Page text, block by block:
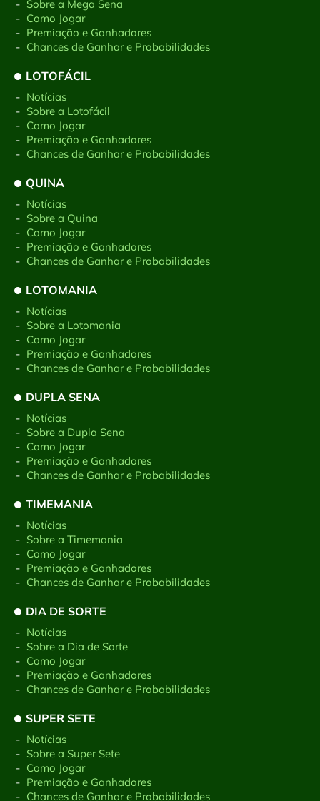
- Sobre a Mega Sena
- Como Jogar
- Premiação e Ganhadores
- Chances de Ganhar e Probabilidades
LOTOFÁCIL
- Notícias
- Sobre a Lotofácil
- Como Jogar
- Premiação e Ganhadores
- Chances de Ganhar e Probabilidades
QUINA
- Notícias
- Sobre a Quina
- Como Jogar
- Premiação e Ganhadores
- Chances de Ganhar e Probabilidades
LOTOMANIA
- Notícias
- Sobre a Lotomania
- Como Jogar
- Premiação e Ganhadores
- Chances de Ganhar e Probabilidades
DUPLA SENA
- Notícias
- Sobre a Dupla Sena
- Como Jogar
- Premiação e Ganhadores
- Chances de Ganhar e Probabilidades
TIMEMANIA
- Notícias
- Sobre a Timemania
- Como Jogar
- Premiação e Ganhadores
- Chances de Ganhar e Probabilidades
DIA DE SORTE
- Notícias
- Sobre a Dia de Sorte
- Como Jogar
- Premiação e Ganhadores
- Chances de Ganhar e Probabilidades
SUPER SETE
- Notícias
- Sobre a Super Sete
- Como Jogar
- Premiação e Ganhadores
- Chances de Ganhar e Probabilidades